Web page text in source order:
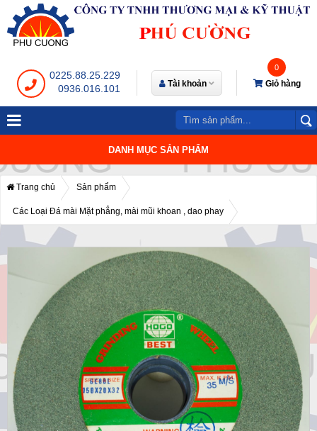
0225.88.25.229
0936.016.101
Tài khoản
0
Giỏ hàng
DANH MỤC SẢN PHẨM
Trang chủ Sản phẩm
Các Loại Đá mài Mặt phẳng, mài mũi khoan , dao phay